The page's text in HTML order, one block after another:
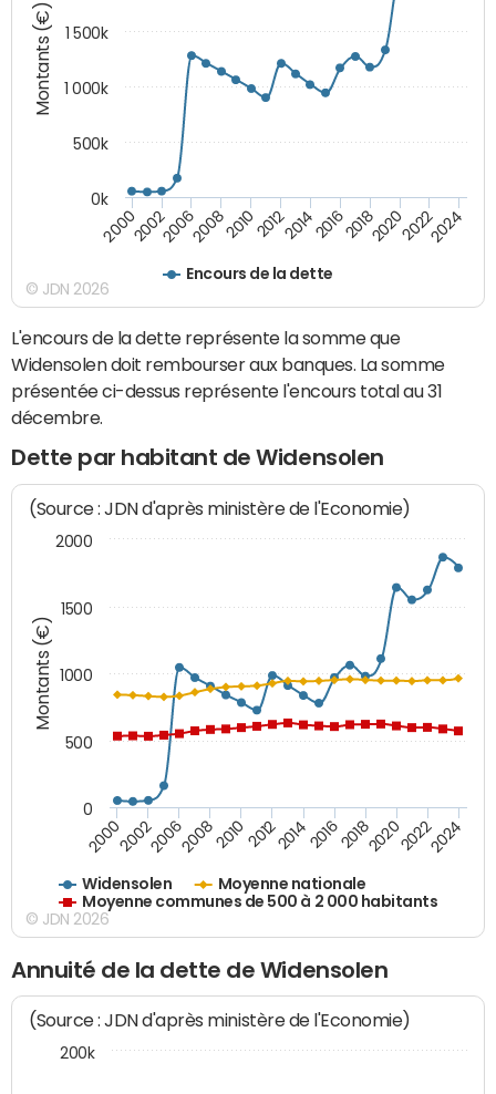
Montants (€)
Encours de la dette
200020022006200820102012201420162018202020222024
0k
500k
1 000k
1 500k
© JDN 2026
L'encours de la dette représente la somme que
Widensolen doit rembourser aux banques. La somme
présentée ci-dessus représente l'encours total au 31
décembre.
Dette par habitant de Widensolen
Montants (€)
(Source : JDN d'après ministère de l'Economie)
Widensolen
Moyenne nationale
Moyenne communes de 500 à 2 000 habitants
200020022006200820102012201420162018202020222024
0
500
1000
1500
2000
© JDN 2026
Annuité de la dette de Widensolen
(Source : JDN d'après ministère de l'Economie)
200k